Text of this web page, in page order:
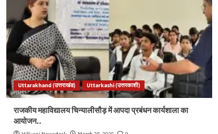
Uttarakhand (उत्तराखंड) Uttarkashi (उत्तरकाशी)
राजकीय महाविद्यालय चिन्यालीसौड़ में आपदा प्रबंधन कार्यशाला का
आयोजन..